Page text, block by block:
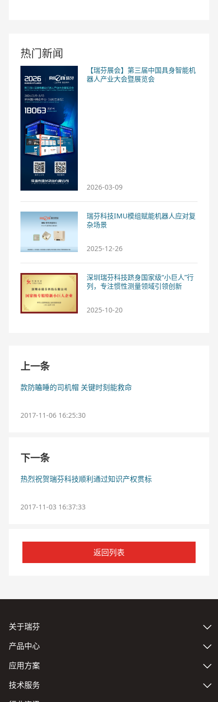
热门新闻
【瑞芬展会】第三届中国具身智能机
器人产业大会暨展览会
2026-03-09
瑞芬科技IMU模组赋能机器人应对复
杂场景
2025-12-26
深圳瑞芬科技跻身国家级“小巨人”行
列，专注惯性测量领域引领创新
2025-10-20
上一条
款防瞌睡的司机帽 关键时刻能救命
2017-11-06 16:25:30
下一条
热烈祝贺瑞芬科技顺利通过知识产权贯标
2017-11-03 16:37:33
返回列表
关于瑞芬
产品中心
应用方案
技术服务